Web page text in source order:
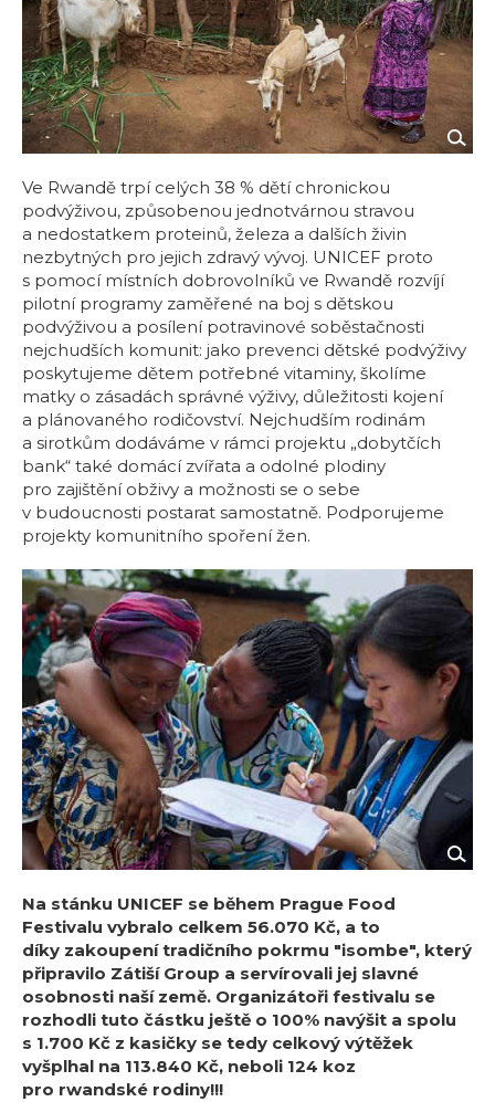
Ve Rwandě trpí celých 38 % dětí chronickou
podvýživou, způsobenou jednotvárnou stravou
a nedostatkem proteinů, železa a dalších živin
nezbytných pro jejich zdravý vývoj. UNICEF proto
s pomocí místních dobrovolníků ve Rwandě rozvíjí
pilotní programy zaměřené na boj s dětskou
podvýživou a posílení potravinové soběstačnosti
nejchudších komunit: jako prevenci dětské podvýživy
poskytujeme dětem potřebné vitaminy, školíme
matky o zásadách správné výživy, důležitosti kojení
a plánovaného rodičovství. Nejchudším rodinám
a sirotkům dodáváme v rámci projektu „dobytčích
bank“ také domácí zvířata a odolné plodiny
pro zajištění obživy a možnosti se o sebe
v budoucnosti postarat samostatně. Podporujeme
projekty komunitního spoření žen.
Na stánku UNICEF se během Prague Food
Festivalu vybralo celkem 56.070 Kč, a to
díky zakoupení tradičního pokrmu "isombe", který
připravilo Zátiší Group a servírovali jej slavné
osobnosti naší země. Organizátoři festivalu se
rozhodli tuto částku ještě o 100% navýšit a spolu
s 1.700 Kč z kasičky se tedy celkový výtěžek
vyšplhal na 113.840 Kč, neboli 124 koz
pro rwandské rodiny!!!